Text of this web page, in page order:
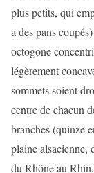
plus petits, qui
a des pans
octogone
légèrement
sommets soient
centre de chacun
branches (quinze
plaine alsacienne,
du Rhône au